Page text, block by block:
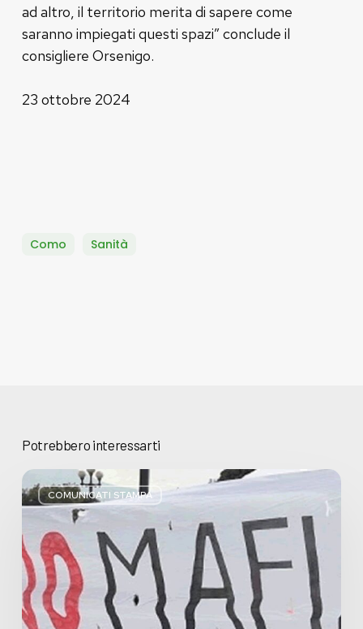
ad altro, il territorio merita di sapere come
saranno impiegati questi spazi” conclude il
consigliere Orsenigo.
23 ottobre 2024
Como Sanità
Potrebbero interessarti
COMUNICATI STAMPA
Basta
bugie,
Regione
Lombardia
pratica
l’antimafia
solo
a
parole